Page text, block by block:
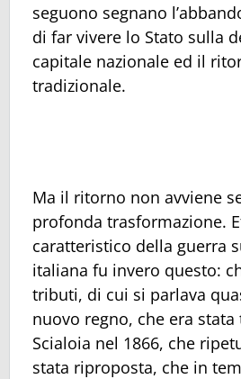
seguono segnano
di far vivere lo Stato sulla
capitale nazionale ed il
tradizionale.
Ma il ritorno non avviene
profonda trasformazione.
caratteristico della guerra
italiana fu invero questo:
tributi, di cui si parlava
nuovo regno, che era
Scialoia nel 1866, che
stata riproposta, che in